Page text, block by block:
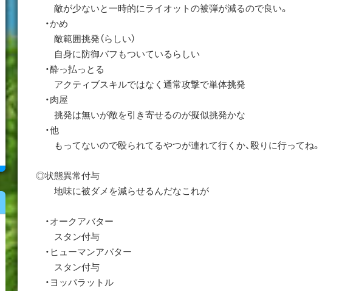
敵が少ないと一時的にライオットの被弾が減るので良い。
・かめ
敵範囲挑発（らしい）
自身に防御バフもついているらしい
・酔っ払っとる
アクティブスキルではなく通常攻撃で単体挑発
・肉屋
挑発は無いが敵を引き寄せるのが擬似挑発かな
・他
もってないので殴られてるやつが連れて行くか、殴りに行ってね。
◎状態異常付与
地味に被ダメを減らせるんだなこれが
・オークアバター
スタン付与
・ヒューマンアバター
スタン付与
・ヨッパラットル